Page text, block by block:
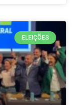
ELEIÇÕES